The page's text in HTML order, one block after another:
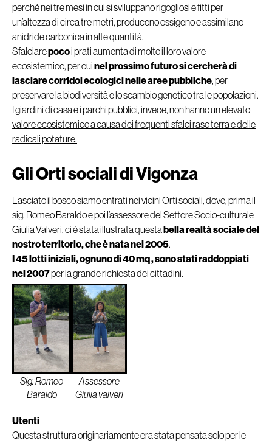
perché nei tre mesi in cui si sviluppano rigogliosi e fitti per
un’altezza di circa tre metri, producono ossigeno e assimilano
anidride carbonica in alte quantità.
Sfalciarepocoi prati aumenta di molto il loro valore
ecosistemico, per cuinel prossimo futuro si cercherà di
lasciare corridoi ecologici nelle aree pubbliche, per
preservare la biodiversità e lo scambio genetico tra le popolazioni.
I giardini di casa e i parchi pubblici, invece, non hanno un elevato
valore ecosistemico a causa dei frequenti sfalci raso terra e delle
radicali potature.
Gli Orti sociali di Vigonza
Lasciato il bosco siamo entrati nei vicini Orti sociali, dove, prima il
sig. Romeo Baraldo e poi l’assessore del Settore Socio-culturale
Giulia Valveri, ci è stata illustrata questabella realtà sociale del
nostro territorio, che è nata nel 2005.
I 45 lotti iniziali, ognuno di 40 mq , sono stati raddoppiati
nel 2007per la grande richiesta dei cittadini.
Sig. Romeo
Baraldo
Assessore
Giulia valveri
Utenti
Questa struttura originariamente era stata pensata solo per le